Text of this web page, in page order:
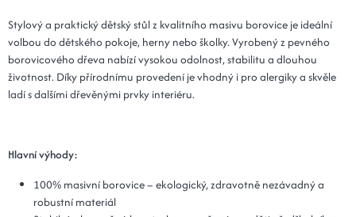
Stylový a praktický dětský stůl z kvalitního masivu borovice je ideální
volbou do dětského pokoje, herny nebo školky. Vyrobený z pevného
borovicového dřeva nabízí vysokou odolnost, stabilitu a dlouhou
životnost. Díky přírodnímu provedení je vhodný i pro alergiky a skvěle
ladí s dalšími dřevěnými prvky interiéru.
Hlavní výhody:
100% masivní borovice – ekologický, zdravotně nezávadný a
robustní materiál